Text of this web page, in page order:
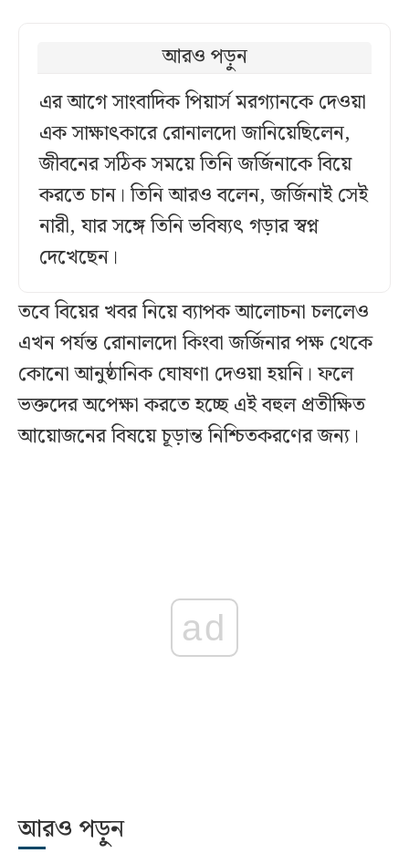
আরও পড়ুন
এর আগে সাংবাদিক পিয়ার্স মরগ্যানকে দেওয়া
এক সাক্ষাৎকারে রোনালদো জানিয়েছিলেন,
জীবনের সঠিক সময়ে তিনি জর্জিনাকে বিয়ে
করতে চান। তিনি আরও বলেন, জর্জিনাই সেই
নারী, যার সঙ্গে তিনি ভবিষ্যৎ গড়ার স্বপ্ন
দেখেছেন।
তবে বিয়ের খবর নিয়ে ব্যাপক আলোচনা চললেও
এখন পর্যন্ত রোনালদো কিংবা জর্জিনার পক্ষ থেকে
কোনো আনুষ্ঠানিক ঘোষণা দেওয়া হয়নি। ফলে
ভক্তদের অপেক্ষা করতে হচ্ছে এই বহুল প্রতীক্ষিত
আয়োজনের বিষয়ে চূড়ান্ত নিশ্চিতকরণের জন্য।
ad
আরও পড়ুন